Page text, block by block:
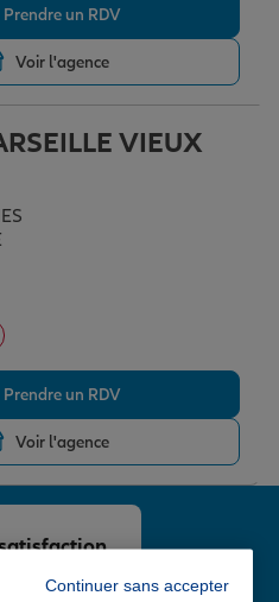
Prendre un RDV
Voir l'agence
VIEUX
Prendre un RDV
Voir l'agence
Continuer sans accepter